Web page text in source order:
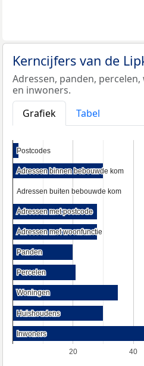
Kerncijfers van de
Adressen, panden,
en inwoners.
Grafiek
Tabel
20 40
Postcodes
Postcodes
Adressen binnen bebouwde kom
Adressen binnen bebouwde kom
Adressen buiten bebouwde kom
Adressen buiten bebouwde kom
Adressen met postcode
Adressen met postcode
Adressen met woonfunctie
Adressen met woonfunctie
Panden
Panden
Percelen
Percelen
Woningen
Woningen
Huishoudens
Huishoudens
Inwoners
Inwoners